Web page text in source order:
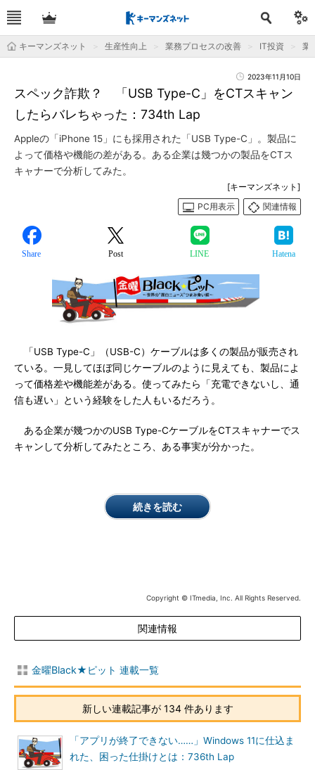
キーマンズネット 生産性向上 業務プロセスの改善 IT投資 業
2023年11月10日
スペック詐欺？ 「USB Type-C」をCTスキャン
したらバレちゃった：734th Lap
Appleの「iPhone 15」にも採用された「USB Type-C」。製品に
よって価格や機能の差がある。ある企業は幾つかの製品をCTス
キャナーで分析してみた。
[キーマンズネット]
PC用表示
関連情報
Share Post LINE Hatena
「USB Type-C」（USB-C）ケーブルは多くの製品が販売され
ている。一見してほぼ同じケーブルのように見えても、製品によ
って価格差や機能差がある。使ってみたら「充電できないし、通
信も遅い」という経験をした人もいるだろう。
ある企業が幾つかのUSB Type-CケーブルをCTスキャナーでス
キャンして分析してみたところ、ある事実が分かった。
続きを読む
Copyright © ITmedia, Inc. All Rights Reserved.
関連情報
金曜Black★ピット 連載一覧
新しい連載記事が 134 件あります
「アプリが終了できない……」Windows 11に仕込ま
れた、困った仕掛けとは：736th Lap